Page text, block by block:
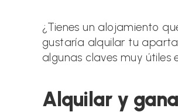
¿Tienes un alojamiento
gustaría alquilar tu
algunas claves muy útiles
Alquilar y